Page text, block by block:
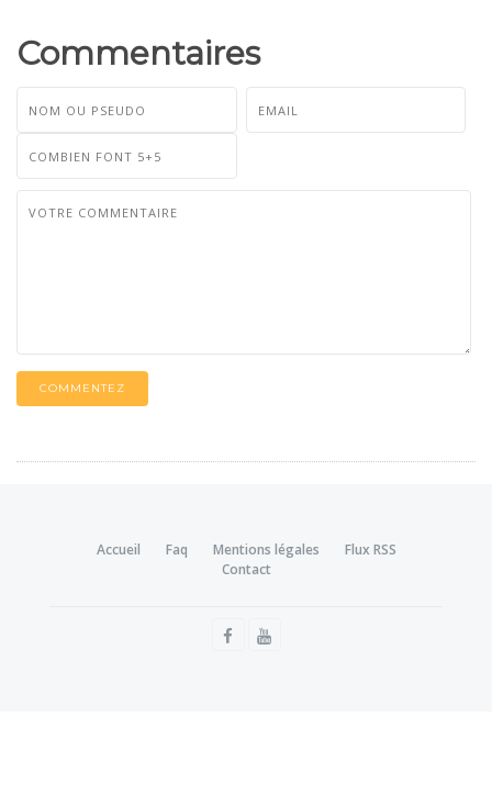
Commentaires
COMMENTEZ
Accueil Faq Mentions légales
Flux RSS
Contact